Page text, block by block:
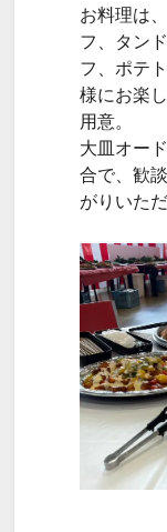
お料理は
フ、タン
フ、ポテ
様にお楽
用意。
大皿オー
合で、歓
がりいた